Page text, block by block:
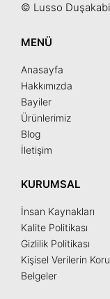
© Lusso
MENÜ
Anasayfa
Hakkımızda
Bayiler
Ürünlerimiz
Blog
İletişim
KURUMSAL
İnsan Kaynakları
Kalite Politikası
Gizlilik Politikası
Kişisel Verilerin
Belgeler